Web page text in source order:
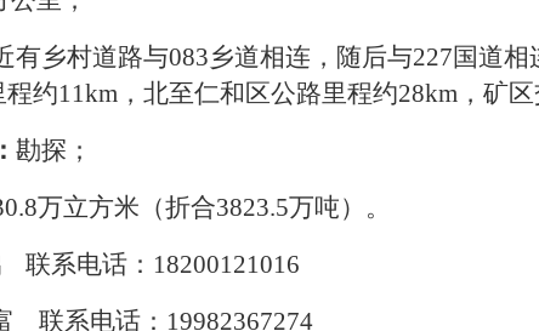
有乡村道路与083乡道相连，随后与227国道相
程约11km ，北至仁和区公路里程约28km ，矿
勘探；
万立方米（折合3823.5万吨）。
联系电话： 18200121016
联系电话： 19982367274